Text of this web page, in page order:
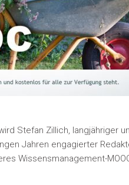
Stefan Zillich, langjähriger
Jahren engagierter
Wissensmanagement-